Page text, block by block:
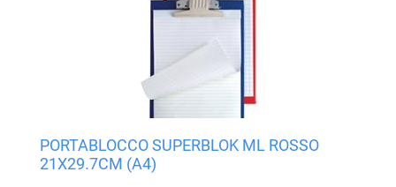
PORTABLOCCO SUPERBLOK ML ROSSO
21X29.7CM (A4)